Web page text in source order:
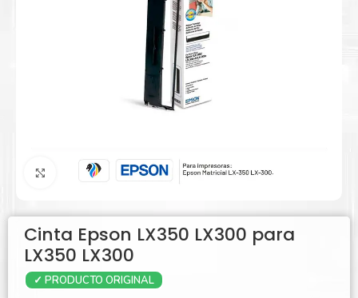
Agrandar
Cinta Epson LX350 LX300 para
LX350 LX300
✓ PRODUCTO ORIGINAL